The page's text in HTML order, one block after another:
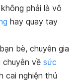
phải là vô
hay quay tay
bè, chuyên gia
chuyên về sức
cai nghiện thủ